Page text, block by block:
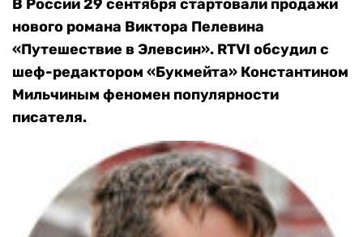
В России 29 сентября стартовали продажи
нового романа Виктора Пелевина
«Путешествие в Элевсин». RTVI обсудил с
шеф-редактором «Букмейта» Константином
Мильчиным феномен популярности
писателя.